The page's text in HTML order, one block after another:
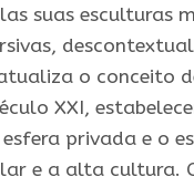
suas esculturas
o conceito
XXI,
privada e o
e a alta cultura.